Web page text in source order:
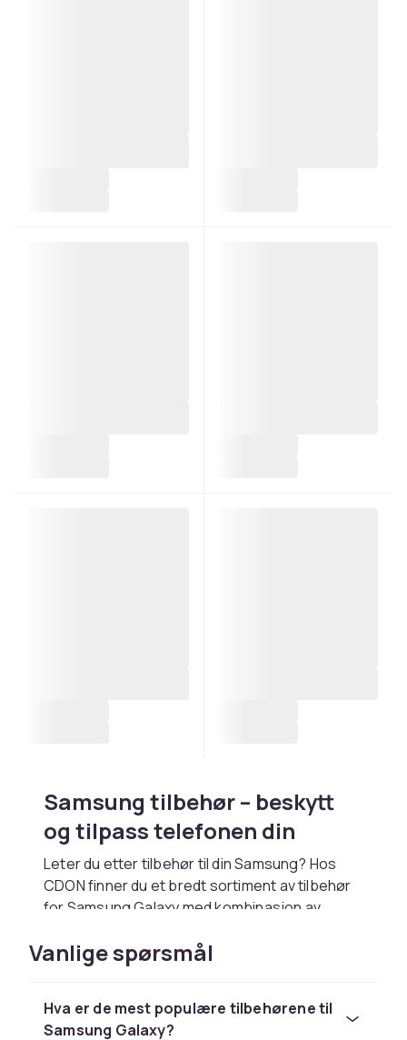
Samsung tilbehør – beskytt
og tilpass telefonen din
Leter du etter tilbehør til din Samsung? Hos
CDON finner du et bredt sortiment av tilbehør
for Samsung Galaxy med kombinasjon av
deksel, skjermbeskyttelse, lader eller andre
praktiske tilbehør, finner du riktig produkt her.
Deksel og skjermbeskyttelse
Vanlige spørsmål
Hva er de mest populære tilbehørene til
Samsung Galaxy?